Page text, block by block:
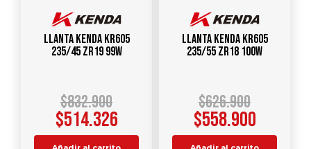
Llanta KENDA KR605
235/45 ZR19 99W
$832.900
$514.326
Llanta KENDA KR605
235/55 ZR18 100W
$626.900
$558.900